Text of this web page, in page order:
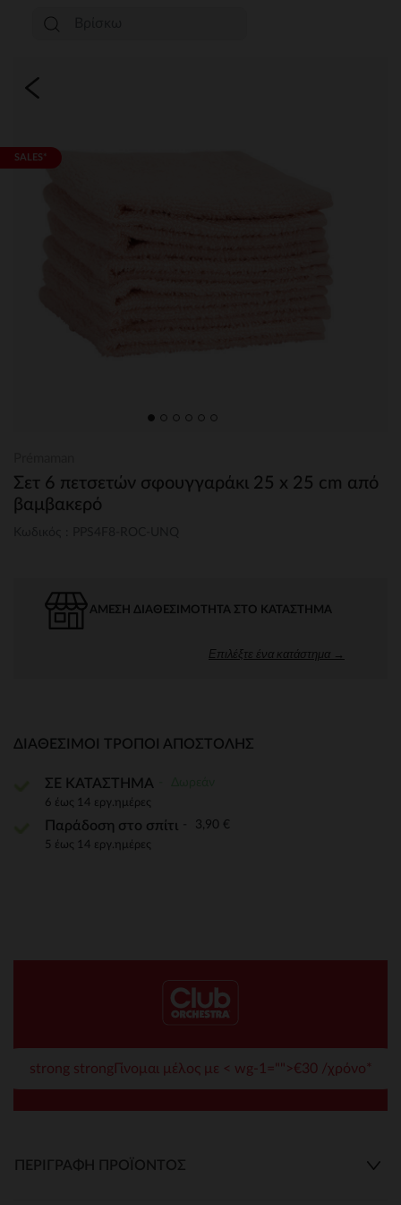
SALES*
Σετ 6 πετσετών σφουγγαράκι 25 x 25 cm από
βαμβακερό
ΆΜΕΣΗ ΔΙΑΘΕΣΙΜΌΤΗΤΑ ΣΤΟ ΚΑΤΆΣΤΗΜΑ
Επιλέξτε ένα κατάστημα →
ΔΙΑΘΈΣΙΜΟΙ ΤΡΌΠΟΙ ΑΠΟΣΤΟΛΉΣ
ΣΕ ΚΑΤΑΣΤΗΜΑ
6 έως 14 εργ.ημέρες
Παράδοση στο σπίτι 3,90 €
5 έως 14 εργ.ημέρες
strong strongΓίνομαι μέλος με < wg-1="">€30 /χρόνο*
ΠΕΡΙΓΡΑΦΉ ΠΡΟΪΌΝΤΟΣ